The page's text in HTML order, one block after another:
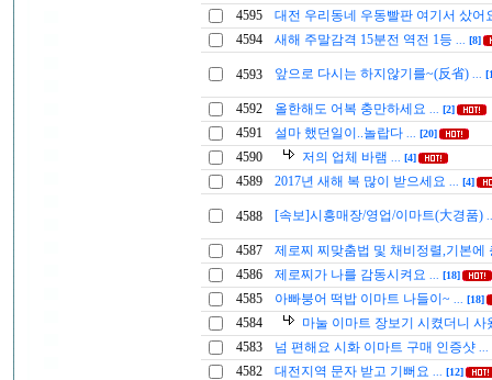
4595
대전 우리동네 우동빨판 여기서 샀어
4594
새해 주말감격 15분전 역전 1등 [8]
4593 앞으로 다시는 하지않기를~(反省)
4592 올한해도 어복 충만하세요 [2]
4591 설마 했던일이..놀랍다 [20]
4590 저의 업체 바램 [4]
4589 2017년 새해 복 많이 받으세요 [4]
4588 [속보]시흥매장/영업/이마트(大경품)
4587
제로찌 찌맞춤법 및 채비정렬,기본에
4586
제로찌가 나를 감동시켜요 [18]
4585 아빠붕어 떡밥 이마트 나들이~ [18]
4584
마눌 이마트 장보기 시켰더니
4583
넘 편해요 시화 이마트 구매 인증샷
4582 대전지역 문자 받고 기뻐요 [12]